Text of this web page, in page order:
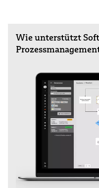
Wie unterstützt